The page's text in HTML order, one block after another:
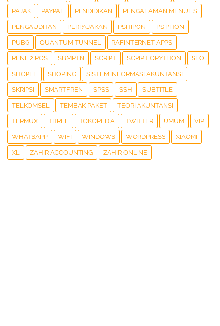
PAJAK PAYPAL PENDIDIKAN PENGALAMAN MENULIS
PENGAUDITAN PERPAJAKAN PSHIPON PSIPHON
PUBG QUANTUM TUNNEL RAFINTERNET APPS
RENE 2 POS SBMPTN SCRIPT SCRIPT QPYTHON SEO
SHOPEE SHOPING SISTEM INFORMASI AKUNTANSI
SKRIPSI SMARTFREN SPSS SSH SUBTITLE
TELKOMSEL TEMBAK PAKET TEORI AKUNTANSI
TERMUX THREE TOKOPEDIA TWITTER UMUM VIP
WHATSAPP WIFI WINDOWS WORDPRESS XIAOMI
XL ZAHIR ACCOUNTING ZAHIR ONLINE